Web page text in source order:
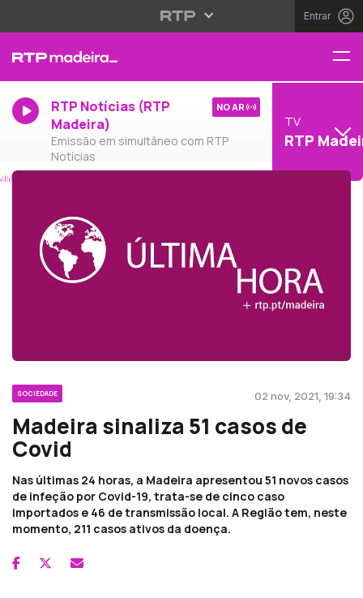
Entrar
RTP Notícias (RTP
Madeira)
Emissão em simultâneo com RTP
Notícias
NO AR
TV
RTP
SOCIEDADE 02 nov, 2021, 19:34
Madeira sinaliza 51 casos de
Covid
Nas últimas 24 horas, a Madeira apresentou 51 novos casos
de infeção por Covid-19, trata-se de cinco caso
importados e 46 de transmissão local. A Região tem, neste
momento, 211 casos ativos da doença.